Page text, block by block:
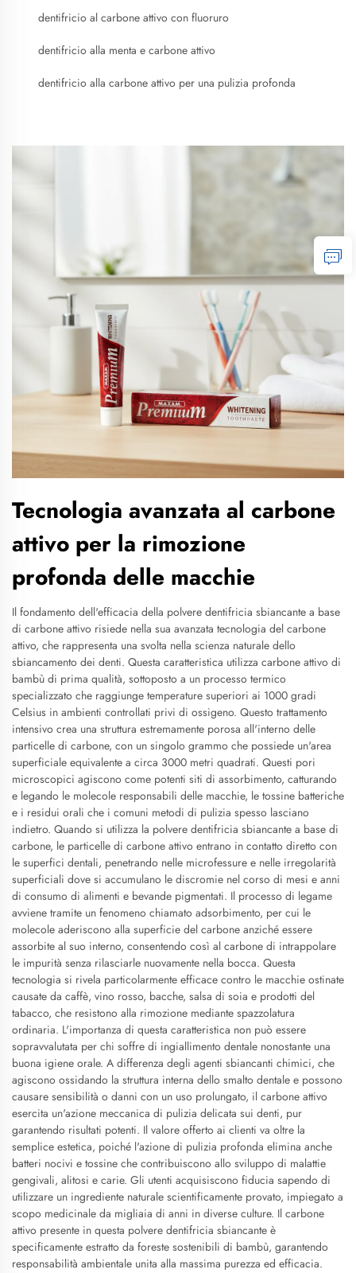
dentifricio al carbone attivo con fluoruro
dentifricio alla menta e carbone attivo
dentifricio alla carbone attivo per una pulizia profonda
Tecnologia avanzata al carbone
attivo per la rimozione
profonda delle macchie
Il fondamento dell'efficacia della polvere dentifricia sbiancante a base
di carbone attivo risiede nella sua avanzata tecnologia del carbone
attivo, che rappresenta una svolta nella scienza naturale dello
sbiancamento dei denti. Questa caratteristica utilizza carbone attivo di
bambù di prima qualità, sottoposto a un processo termico
specializzato che raggiunge temperature superiori ai 1000 gradi
Celsius in ambienti controllati privi di ossigeno. Questo trattamento
intensivo crea una struttura estremamente porosa all'interno delle
particelle di carbone, con un singolo grammo che possiede un'area
superficiale equivalente a circa 3000 metri quadrati. Questi pori
microscopici agiscono come potenti siti di assorbimento, catturando
e legando le molecole responsabili delle macchie, le tossine batteriche
e i residui orali che i comuni metodi di pulizia spesso lasciano
indietro. Quando si utilizza la polvere dentifricia sbiancante a base di
carbone, le particelle di carbone attivo entrano in contatto diretto con
le superfici dentali, penetrando nelle microfessure e nelle irregolarità
superficiali dove si accumulano le discromie nel corso di mesi e anni
di consumo di alimenti e bevande pigmentati. Il processo di legame
avviene tramite un fenomeno chiamato adsorbimento, per cui le
molecole aderiscono alla superficie del carbone anziché essere
assorbite al suo interno, consentendo così al carbone di intrappolare
le impurità senza rilasciarle nuovamente nella bocca. Questa
tecnologia si rivela particolarmente efficace contro le macchie ostinate
causate da caffè, vino rosso, bacche, salsa di soia e prodotti del
tabacco, che resistono alla rimozione mediante spazzolatura
ordinaria. L'importanza di questa caratteristica non può essere
sopravvalutata per chi soffre di ingiallimento dentale nonostante una
buona igiene orale. A differenza degli agenti sbiancanti chimici, che
agiscono ossidando la struttura interna dello smalto dentale e possono
causare sensibilità o danni con un uso prolungato, il carbone attivo
esercita un'azione meccanica di pulizia delicata sui denti, pur
garantendo risultati potenti. Il valore offerto ai clienti va oltre la
semplice estetica, poiché l'azione di pulizia profonda elimina anche
batteri nocivi e tossine che contribuiscono allo sviluppo di malattie
gengivali, alitosi e carie. Gli utenti acquisiscono fiducia sapendo di
utilizzare un ingrediente naturale scientificamente provato, impiegato a
scopo medicinale da migliaia di anni in diverse culture. Il carbone
attivo presente in questa polvere dentifricia sbiancante è
specificamente estratto da foreste sostenibili di bambù, garantendo
responsabilità ambientale unita alla massima purezza ed efficacia.